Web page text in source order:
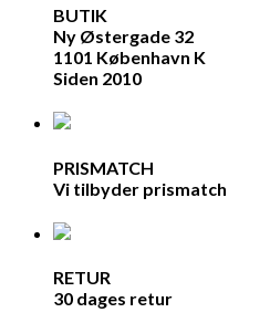
BUTIK
Ny Østergade 32
1101 København K
Siden 2010
PRISMATCH
Vi tilbyder prismatch
RETUR
30 dages retur